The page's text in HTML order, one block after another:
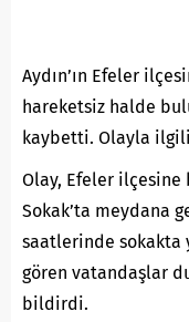
Aydın’ın Efeler
hareketsiz halde
kaybetti. Olayla
Olay, Efeler ilçesine
Sokak’ta meydana
saatlerinde sokakta
gören vatandaşlar
bildirdi.